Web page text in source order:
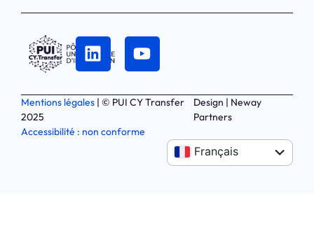
Mentions légales | © PUI CY Transfer
2025
Accessibilité : non conforme
Design | Neway
Partners
Anglais
Français